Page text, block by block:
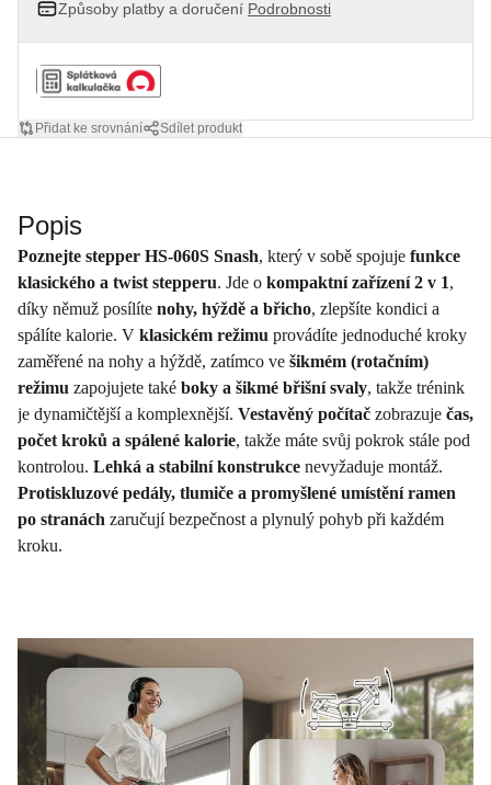
Způsoby platby a doručení Podrobnosti
Přidat ke srovnání Sdílet produkt
Popis
Poznejte stepper HS-060S Snash, který v sobě spojuje funkce
klasického a twist stepperu. Jde o kompaktní zařízení 2 v 1,
díky němuž posílíte nohy, hýždě a břicho, zlepšíte kondici a
spálíte kalorie. V klasickém režimu provádíte jednoduché kroky
zaměřené na nohy a hýždě, zatímco ve šikmém (rotačním)
režimu zapojujete také boky a šikmé břišní svaly, takže trénink
je dynamičtější a komplexnější. Vestavěný počítač zobrazuje čas,
počet kroků a spálené kalorie, takže máte svůj pokrok stále pod
kontrolou. Lehká a stabilní konstrukce nevyžaduje montáž.
Protiskluzové pedály, tlumiče a promyšlené umístění ramen
po stranách zaručují bezpečnost a plynulý pohyb při každém
kroku.